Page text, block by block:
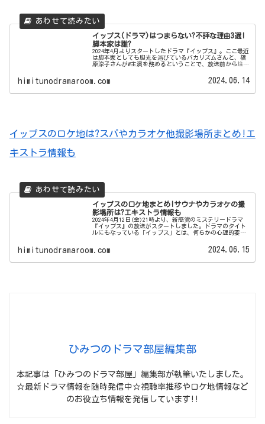
イップス(ドラマ)はつまらない?不評な理由3選!
脚本家は誰?
2024年4月よりスタートしたドラマ『イップス』。ここ最近
は脚本家としても脚光を浴びているバカリズムさんと、篠
原涼子さんがW主演を務めるということで、放送前から注目
himitunodramaroom.com 2024.06.14
イップスのロケ地は?スパやカラオケ他撮影場所まとめ!エ
キストラ情報も
イップスのロケ地まとめ!サウナやカラオケの撮
影場所は?エキストラ情報も
2024年4月12日(金)21時より、新感覚のミステリードラマ
『イップス』の放送がスタートしました。ドラマのタイト
ルにもなっている「イップス」とは、何らかの心理的要因
himitunodramaroom.com 2024.06.15
ひみつのドラマ部屋編集部
本記事は「ひみつのドラマ部屋」編集部が執筆いたしました。
☆最新ドラマ情報を随時発信中☆視聴率推移やロケ地情報など
のお役立ち情報を発信しています!!